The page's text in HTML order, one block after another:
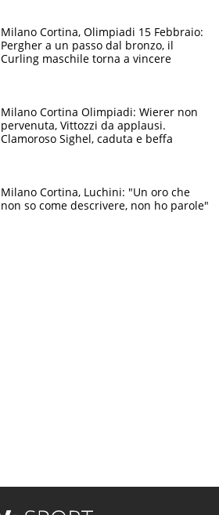
Milano Cortina, Olimpiadi 15 Febbraio:
Pergher a un passo dal bronzo, il
Curling maschile torna a vincere
Milano Cortina Olimpiadi: Wierer non
pervenuta, Vittozzi da applausi.
Clamoroso Sighel, caduta e beffa
Milano Cortina, Luchini: "Un oro che
non so come descrivere, non ho parole"